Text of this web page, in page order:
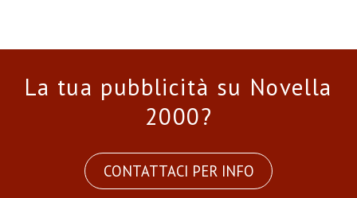
La tua pubblicità su Novella
2000?
CONTATTACI PER INFO